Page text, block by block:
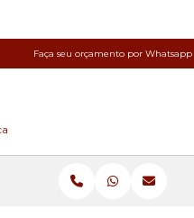
Faça seu orçamento por Whatsapp